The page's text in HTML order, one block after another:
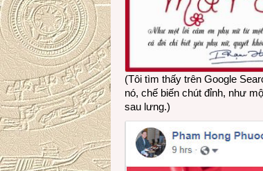
(Tôi tìm thấy trên Google
nó, chế biến chút đỉnh, như
sau lưng.)